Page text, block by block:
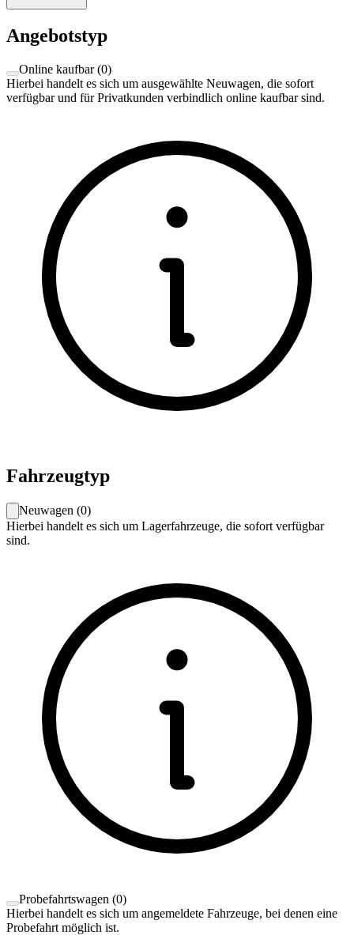
Angebotstyp
Online kaufbar(0)
Hierbei handelt es sich um ausgewählte Neuwagen, die sofort
verfügbar und für Privatkunden verbindlich online kaufbar sind.
Fahrzeugtyp
Neuwagen (0)
Hierbei handelt es sich um Lagerfahrzeuge, die sofort verfügbar
sind.
Probefahrtswagen (0)
Hierbei handelt es sich um angemeldete Fahrzeuge, bei denen eine
Probefahrt möglich ist.